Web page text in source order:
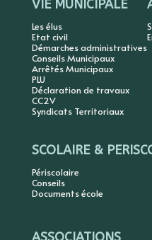
VIE MUNICIPALE
Les élus
Etat civil
Démarches administratives
Conseils Municipaux
Arrêtés Municipaux
PLU
Déclaration de travaux
CC2V
Syndicats Territoriaux
SCOLAIRE &
Périscolaire
Conseils
Documents école